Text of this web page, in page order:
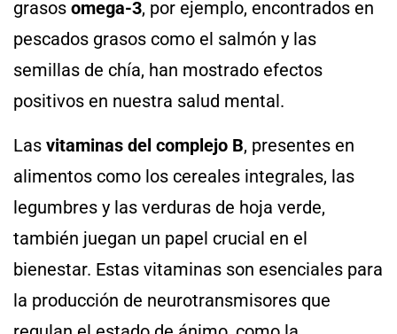
grasos omega-3, por ejemplo, encontrados en
pescados grasos como el salmón y las
semillas de chía, han mostrado efectos
positivos en nuestra salud mental.
Las vitaminas del complejo B, presentes en
alimentos como los cereales integrales, las
legumbres y las verduras de hoja verde,
también juegan un papel crucial en el
bienestar. Estas vitaminas son esenciales para
la producción de neurotransmisores que